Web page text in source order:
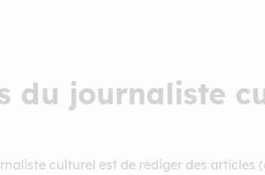
du journaliste
culturel est de rédiger des articles